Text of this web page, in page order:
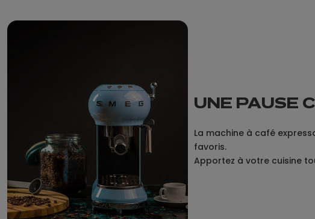
UNE PAUSE
La machine à café
favoris.
Apportez à votre cuisine